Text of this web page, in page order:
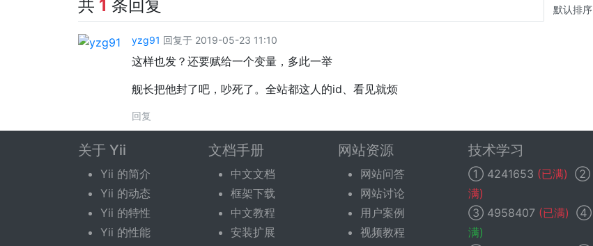
共 1 条回复 默认排序
yzg91 回复于 2019-05-23 11:10
这样也发？还要赋给一个变量，多此一举
舰长把他封了吧，吵死了。全站都这人的id、看见就烦
回复
回复话题
您需要登录后才可以回复。 登录| 立即注册
关于 Yii
Yii 的简介
Yii 的动态
Yii 的特性
Yii 的性能
文档手册
中文文档
框架下载
中文教程
安装扩展
网站资源
网站问答
网站讨论
用户案例
视频教程
技术学习
① 4241653 (已满) ②
满)
③ 4958407 (已满) ④
满)